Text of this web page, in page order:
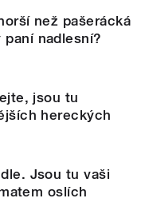
než pašerácká
nadlesní?
jsou tu
hereckých
Jsou tu vaši
oslích